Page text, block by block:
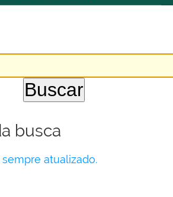
busca
sempre atualizado.